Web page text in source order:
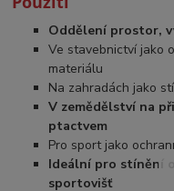
Oddělení prostor,
Ve stavebnictví jako
materiálu
Na zahradách jako
V zemědělství na
ptactvem
Pro sport jako
Ideální pro stínění
sportovišť